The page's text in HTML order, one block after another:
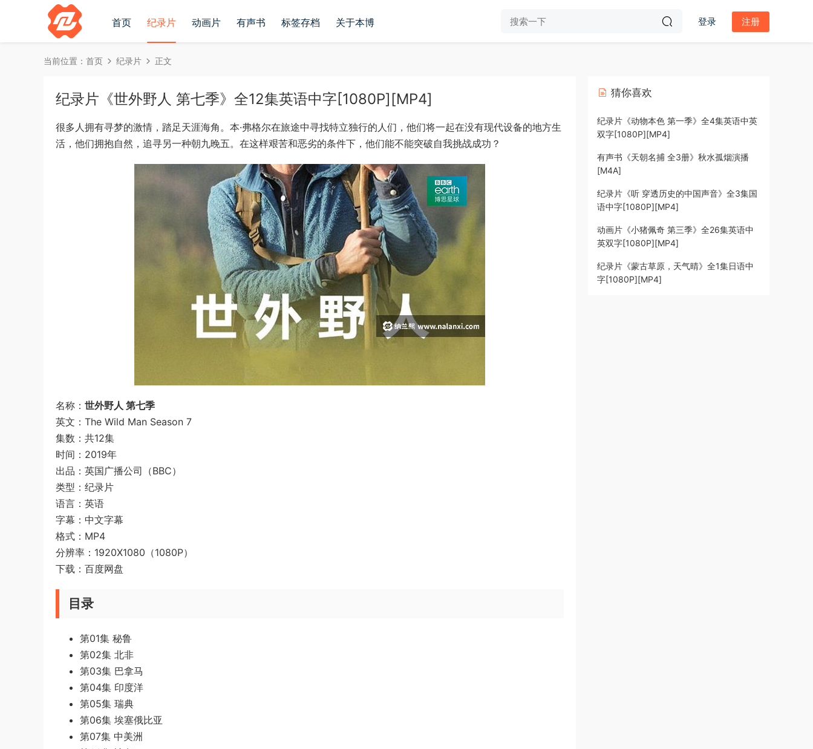
首页 纪录片 动画片 有声书 标签存档 关于本博 登录 注册
当前位置： 首页 纪录片 正文
纪录片《世外野人 第七季》全12集英语中字[1080P][MP4]
很多人拥有寻梦的激情，踏足天涯海角。本·弗格尔在旅途中寻找特立独行的人们，他们将一起在没有现代设备的地方生
活，他们拥抱自然，追寻另一种朝九晚五。在这样艰苦和恶劣的条件下，他们能不能突破自我挑战成功？
名称： 世外野人 第七季
英文：The Wild Man Season 7
集数：共12集
时间：2019年
出品：英国广播公司（BBC）
类型：纪录片
语言：英语
字幕：中文字幕
格式：MP4
分辨率：1920X1080（1080P）
下载：百度网盘
目录
第01集 秘鲁
第02集 北非
第03集 巴拿马
第04集 印度洋
第05集 瑞典
第06集 埃塞俄比亚
第07集 中美洲
猜你喜欢
纪录片《动物本色 第一季》全4集英语中英
双字[1080P][MP4]
有声书《天朝名捕 全3册》秋水孤烟演播
[M4A]
纪录片《听 穿透历史的中国声音》全3集国
语中字[1080P][MP4]
动画片《小猪佩奇 第三季》全26集英语中
英双字[1080P][MP4]
纪录片《蒙古草原，天气晴》全1集日语中
字[1080P][MP4]